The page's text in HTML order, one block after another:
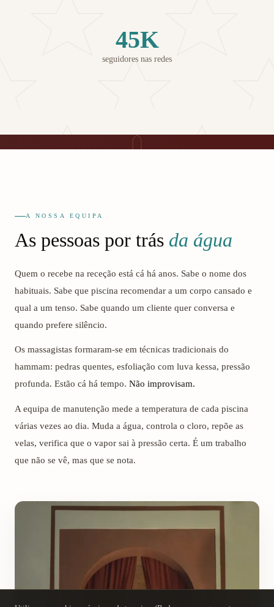
45K
seguidores nas redes
A NOSSA EQUIPA
As pessoas por trás da água
Quem o recebe na receção está cá há anos. Sabe o nome dos
habituais. Sabe que piscina recomendar a um corpo cansado e
qual a um tenso. Sabe quando um cliente quer conversa e
quando prefere silêncio.
Os massagistas formaram-se em técnicas tradicionais do
hammam: pedras quentes, esfoliação com luva kessa, pressão
profunda. Estão cá há tempo. Não improvisam.
A equipa de manutenção mede a temperatura de cada piscina
várias vezes ao dia. Muda a água, controla o cloro, repõe as
velas, verifica que o vapor sai à pressão certa. É um trabalho
que não se vê, mas que se nota.